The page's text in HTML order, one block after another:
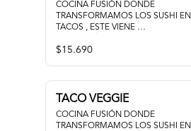
COCINA FUSIÓN DONDE
TRANSFORMAMOS LOS SUSHI EN
TACOS , ESTE VIENE
CAMARON PULPO Y CALAMAR
$15.690
TACO VEGGIE
COCINA FUSIÓN DONDE
TRANSFORMAMOS LOS SUSHI EN